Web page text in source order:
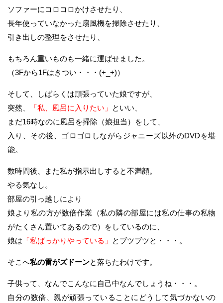
ソファーにコロコロかけさせたり、
長年使っていなかった扇風機を掃除させたり、
引き出しの整理をさせたり、
もちろん重いものも一緒に運ばせました。
（3Fから1Fはきつい・・・(+_+)）
そして、しばらくは頑張っていた娘ですが、
突然、
「私、風呂に入りたい」
といい、
まだ16時なのに風呂を掃除（娘担当）をして、
入り、その後、ゴロゴロしながらジャニーズ以外のDVDを堪
能。
数時間後、また私が指示出しすると不満顔。
やる気なし。
部屋の引っ越しにより
娘より私の方が数倍作業（私の隣の部屋には私の仕事の私物
がたくさん置いてあるので）をしているのに、
娘は 「私ばっかりやっている」 とブツブツと・・・。
そこへ私の雷がズドーンと落ちたわけです。
子供って、なんでこんなに自己中なんでしょうね・・・。
自分の数倍、親が頑張っていることにどうして気づかないの